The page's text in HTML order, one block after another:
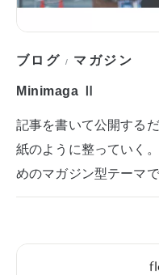
ブログ / マガジン
Minimaga Ⅱ
記事を書いて公開する
紙のように整っていく
めのマガジン型テーマ